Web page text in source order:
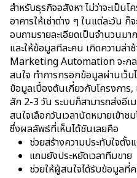
สำหรับธุรกิจอสังหา ไม่ว่าจะเป็น
อาคารให้เช่าต่าง ๆ ในแต่ละวัน
อบถามรายละเอียดเป็นจำนวนม
และให้ข้อมูลทีละคน เกิดความล่า
Marketing Automationจะก
สนใจ ทำการกรอกข้อมูลผ่านเว็
ข้อมูลเบื้องต้นเกี่ยวกับโครงกา
สัก 2-3 วัน ระบบก็สามารถส่งอี
สนใจเลือกวันเวลานัดหมายเข้าช
ซึ่งผลลัพธ์ที่เห็นได้ชันเลยคือ
ช่วยสร้างความประทับใจตั้ง
แถมยังประหยัดเวลาทีมขาย
ช่วยให้ผู้สนใจได้รับข้อมูลที่